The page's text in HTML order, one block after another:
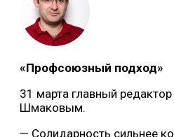
«Профсоюзный подход»
31 марта главный
Шмаковым.
— Солидарность сильнее